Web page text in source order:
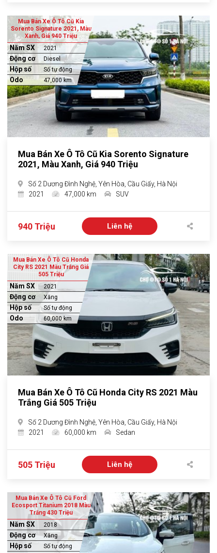
Mua Bán Xe Ô Tô Cũ Kia
Sorento Signature 2021, Màu
Xanh, Giá 940 Triệu
Năm SX 2021
Động cơ Diesel
Hộp số Số tự động
Odo 47,000 km
Mua Bán Xe Ô Tô Cũ Kia Sorento Signature
2021, Màu Xanh, Giá 940 Triệu
Số 2 Dương Đình Nghệ, Yên Hòa, Cầu Giấy, Hà Nội
2021
47,000 km SUV
940 Triệu Liên hệ
Mua Bán Xe Ô Tô Cũ Honda
City RS 2021 Màu Trắng Giá
505 Triệu
Năm SX 2021
Động cơ Xăng
Hộp số Số tự động
Odo 60,000 km
Mua Bán Xe Ô Tô Cũ Honda City RS 2021 Màu
Trắng Giá 505 Triệu
Số 2 Dương Đình Nghệ, Yên Hòa, Cầu Giấy, Hà Nội
2021
60,000 km Sedan
505 Triệu Liên hệ
Mua Bán Xe Ô Tô Cũ Ford
Ecosport Titanium 2018 Màu
Trắng 430 Triệu
Năm SX 2018
Động cơ Xăng
Hộp số Số tự động